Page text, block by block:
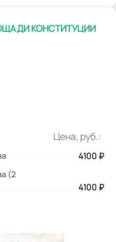
КОНСТИТУЦИИ
Цена, руб.:
4100 ₽
(2
4100 ₽